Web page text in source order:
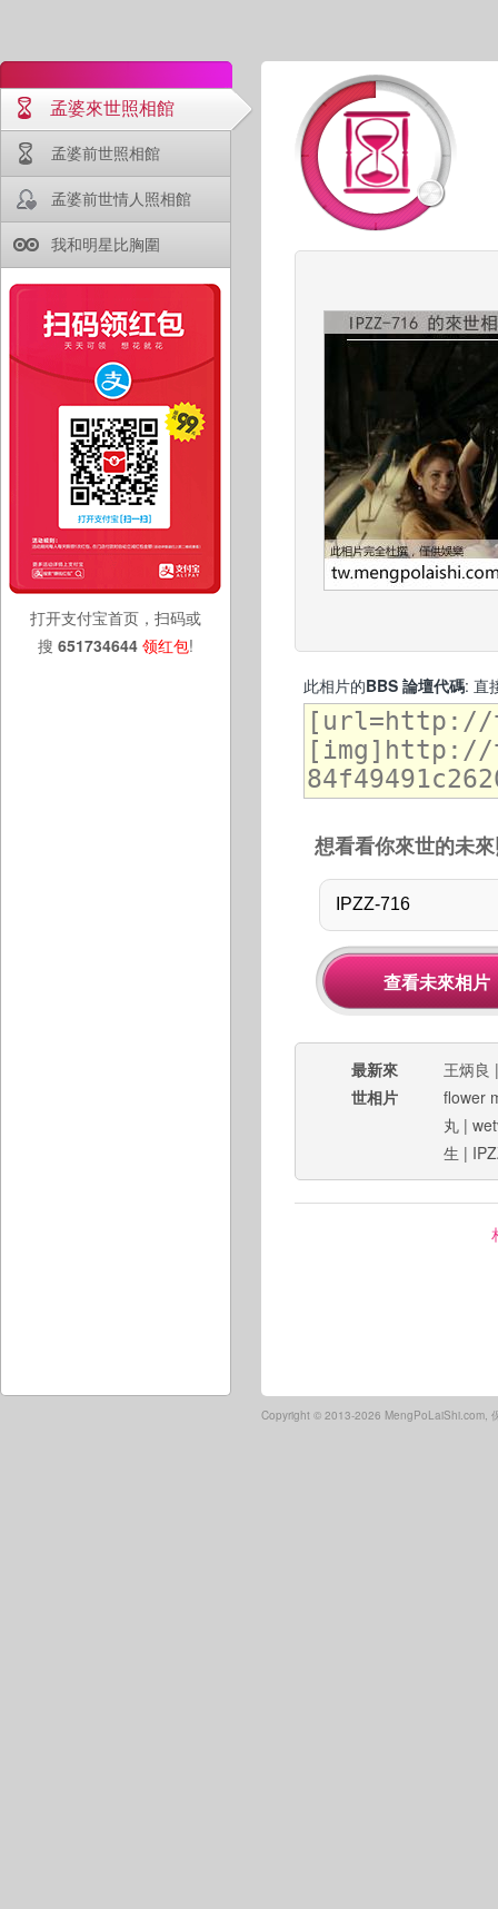
孟婆來世照相館
孟婆前世照相館
孟婆前世情人照相館
我和明星比胸圍
打开支付宝首页，扫码或
搜 651734644 领红包!
此相片的BBS 論壇代碼: 直
想看看你來世的未
最新來
世相片
王炳良
flower
丸 |
生 |
Copyright © 2013-2026 MengPoLaiShi.com,